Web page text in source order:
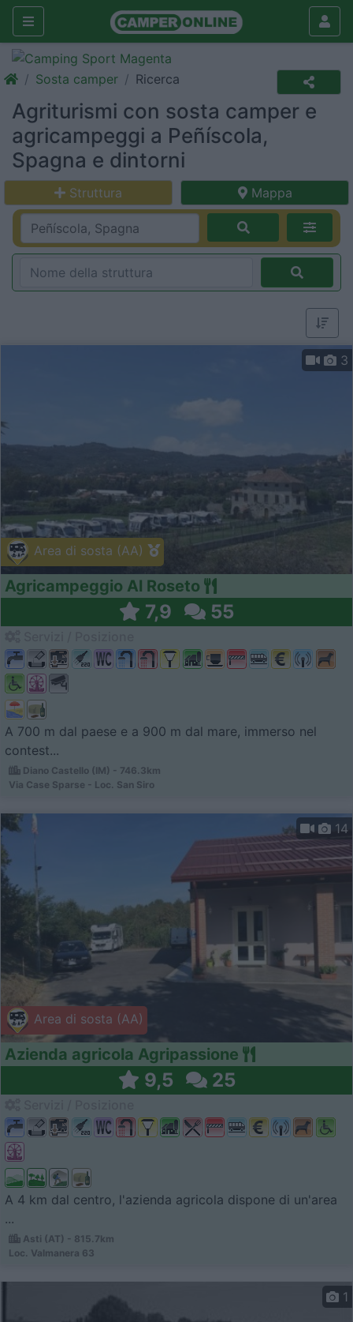
Sosta camper Ricerca
Agriturismi con sosta camper e
agricampeggi a Peñíscola,
Spagna e dintorni
Struttura Mappa
Area di sosta (AA)
3
Agricampeggio Al Roseto
7,9 55
A 700 m dal paese e a 900 m dal mare, immerso nel
contest...
Diano Castello (IM) - 746.3km
Via Case Sparse - Loc. San Siro
Area di sosta (AA)
14
Azienda agricola Agripassione
9,5 25
A 4 km dal centro, l'azienda agricola dispone di un'area
...
Asti (AT) - 815.7km
Loc. Valmanera 63
1